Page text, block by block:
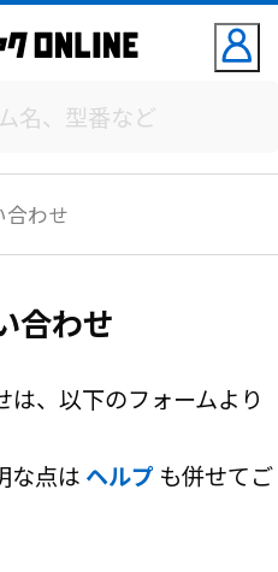
合わせ
合わせ
、以下のフォームより
な点は ヘルプ も併せてご